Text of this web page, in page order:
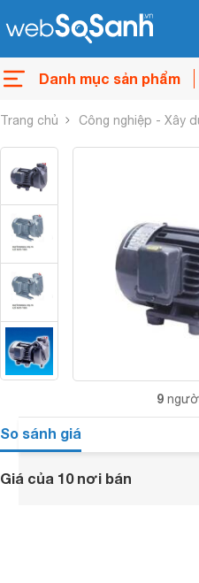
Danh mục sản phẩm
Trang chủ Công nghiệp - Xây
9
So sánh giá
Giá của 10 nơi bán